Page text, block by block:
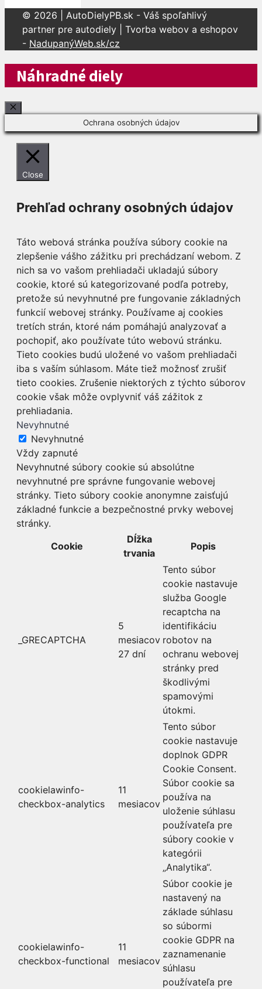
© 2026 | AutoDielyPB.sk - Váš spoľahlivý
partner pre autodiely | Tvorba webov a eshopov
- NadupanýWeb.sk/cz
Náhradné diely
Close
Ochrana osobných údajov
Close
Prehľad ochrany osobných údajov
Táto webová stránka používa súbory cookie na
zlepšenie vášho zážitku pri prechádzaní webom. Z
nich sa vo vašom prehliadači ukladajú súbory
cookie, ktoré sú kategorizované podľa potreby,
pretože sú nevyhnutné pre fungovanie základných
funkcií webovej stránky. Používame aj cookies
tretích strán, ktoré nám pomáhajú analyzovať a
pochopiť, ako používate túto webovú stránku.
Tieto cookies budú uložené vo vašom prehliadači
iba s vaším súhlasom. Máte tiež možnosť zrušiť
tieto cookies. Zrušenie niektorých z týchto súborov
cookie však môže ovplyvniť váš zážitok z
prehliadania.
Nevyhnutné
Nevyhnutné
Vždy zapnuté
Nevyhnutné súbory cookie sú absolútne
nevyhnutné pre správne fungovanie webovej
stránky. Tieto súbory cookie anonymne zaisťujú
základné funkcie a bezpečnostné prvky webovej
stránky.
Cookie
Dĺžka
trvania
Popis
_GRECAPTCHA
5
mesiacov
27 dní
Tento súbor
cookie nastavuje
služba Google
recaptcha na
identifikáciu
robotov na
ochranu webovej
stránky pred
škodlivými
spamovými
útokmi.
cookielawinfo-
checkbox-analytics
11
mesiacov
Tento súbor
cookie nastavuje
doplnok GDPR
Cookie Consent.
Súbor cookie sa
používa na
uloženie súhlasu
používateľa pre
súbory cookie v
kategórii
„Analytika“.
cookielawinfo-
checkbox-functional
11
mesiacov
Súbor cookie je
nastavený na
základe súhlasu
so súbormi
cookie GDPR na
zaznamenanie
súhlasu
používateľa pre